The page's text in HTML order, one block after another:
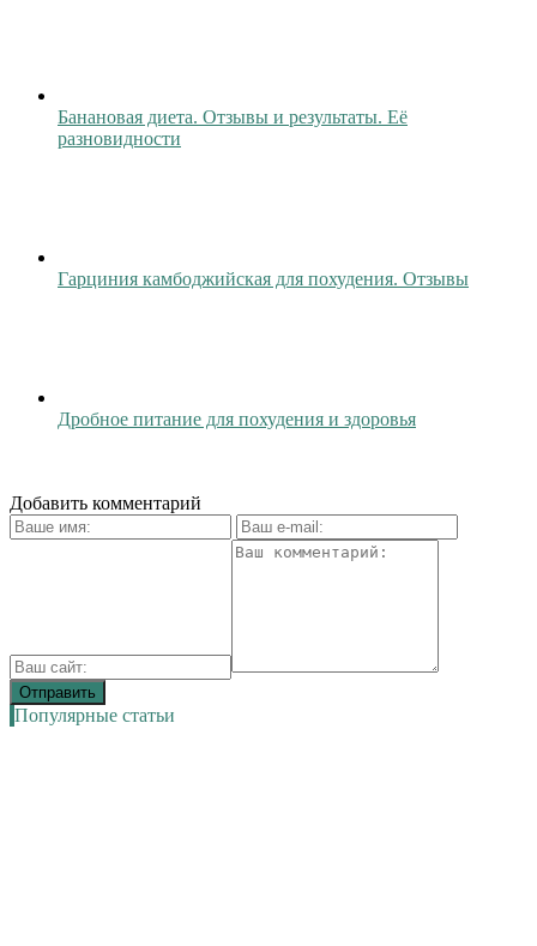
Банановая диета. Отзывы и результаты. Её
разновидности
Гарциния камбоджийская для похудения. Отзывы
Дробное питание для похудения и здоровья
Добавить комментарий
Популярные статьи